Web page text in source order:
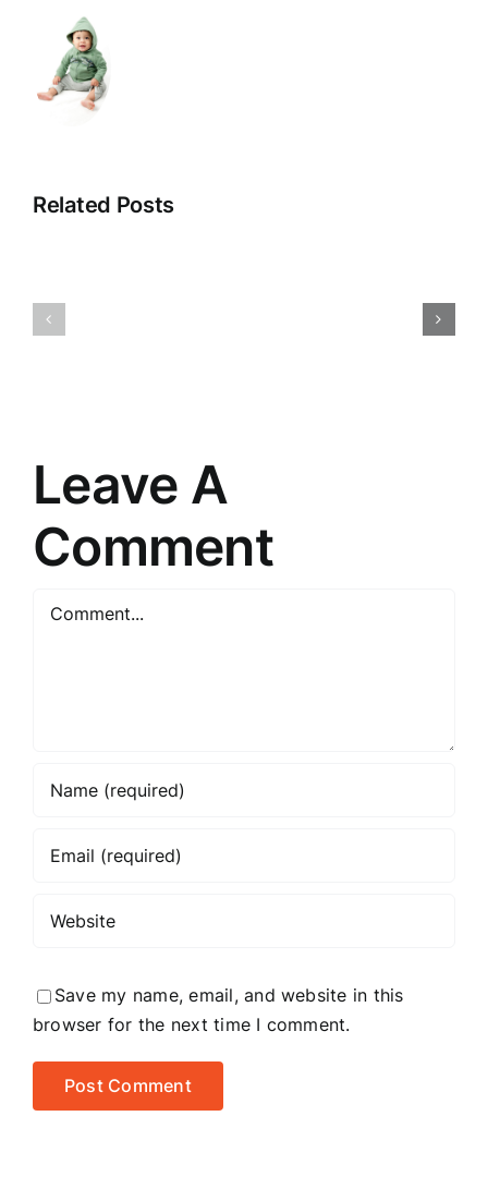
Related Posts
2025.
Leave A
Comment
Comment
Save my name, email, and website in this
browser for the next time I comment.